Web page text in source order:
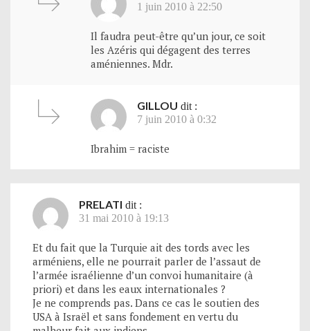
1 juin 2010 à 22:50
Il faudra peut-être qu’un jour, ce soit
les Azéris qui dégagent des terres
améniennes. Mdr.
GILLOU dit :
7 juin 2010 à 0:32
Ibrahim = raciste
PRELATI dit :
31 mai 2010 à 19:13
Et du fait que la Turquie ait des tords avec les
arméniens, elle ne pourrait parler de l’assaut de
l’armée israélienne d’un convoi humanitaire (à
priori) et dans les eaux internationales ?
Je ne comprends pas. Dans ce cas le soutien des
USA à Israël et sans fondement en vertu du